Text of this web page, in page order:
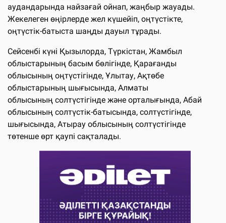
аудандарында найзағай ойнап, жаңбыр жауады.
Жекелеген өңірлерде жел күшейіп, оңтүстікте,
оңтүстік-батыста шаңды дауыл тұрады.
Сейсенбі күні Қызылорда, Түркістан, Жамбыл
облыстарының басым бөлігінде, Қарағанды
облысының оңтүстігінде, Ұлытау, Ақтөбе
облыстарының шығысында, Алматы
облысының солтүстігінде және орталығында, Абай
облысының солтүстік-батысында, солтүстігінде,
шығысында, Атырау облысының солтүстігінде
төтенше өрт қаупі сақталады.